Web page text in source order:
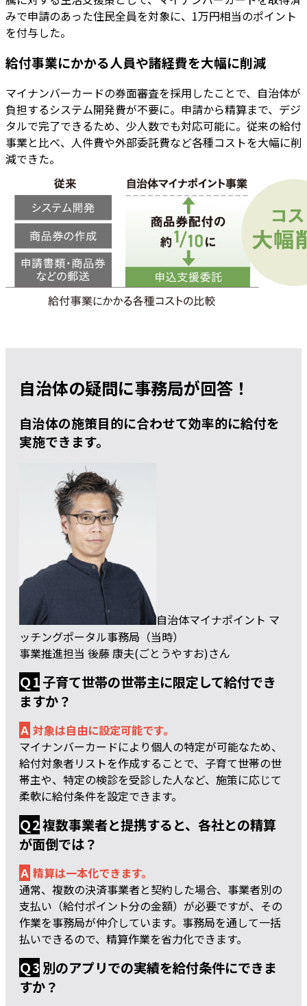
みで申請のあった住民全員を対象に、1万円相当のポイント
を付与した。
給付事業にかかる人員や諸経費を大幅に削減
マイナンバーカードの券面審査を採用したことで、自治体が
負担するシステム開発費が不要に。申請から精算まで、デジ
タルで完了できるため、少人数でも対応可能に。従来の給付
事業と比べ、人件費や外部委託費など各種コストを大幅に削
減できた。
自治体の疑問に事務局が回答！
自治体の施策目的に合わせて効率的に給付を
実施できます。
自治体マイナポイント マ
ッチングポータル事務局（当時）
事業推進担当 後藤 康夫(ごとうやすお)さん
Ｑ1子育て世帯の世帯主に限定して給付でき
ますか？
Ａ 対象は自由に設定可能です。
マイナンバーカードにより個人の特定が可能なため、
給付対象者リストを作成することで、子育て世帯の世
帯主や、特定の検診を受診した人など、施策に応じて
柔軟に給付条件を設定できます。
Ｑ2複数事業者と提携すると、各社との精算
が面倒では？
Ａ 精算は一本化できます。
通常、複数の決済事業者と契約した場合、事業者別の
支払い（給付ポイント分の金額）が必要ですが、その
作業を事務局が仲介しています。事務局を通して一括
払いできるので、精算作業を省力化できます。
Ｑ3 別のアプリでの実績を給付条件にできま
すか？